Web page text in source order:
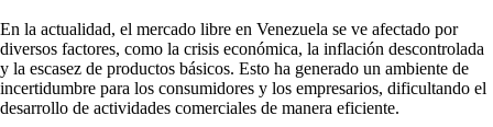
En la actualidad, el mercado libre en Venezuela se ve afectado por
diversos factores, como la crisis económica, la inflación descontrolada
y la escasez de productos básicos. Esto ha generado un ambiente de
incertidumbre para los consumidores y los empresarios, dificultando el
desarrollo de actividades comerciales de manera eficiente.